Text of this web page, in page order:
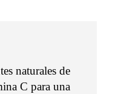
naturales de
C para una